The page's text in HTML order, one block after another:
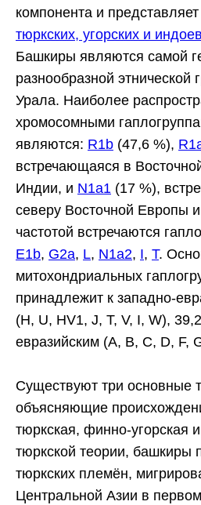
компонента и
тюркских, угорских и
Башкиры являются самой
разнообразной этнической
Урала. Наиболее
хромосомными
являются: R1b (47,6 %),
встречающаяся в
Индии, и N1a1 (17 %),
северу Восточной Европы
частотой встречаются
E1b, G2a, L, N1a2, I, T.
митохондриальных
принадлежит к западно-
(H, U, HV1, J, T, V, I, W),
евразийским (A, B, C, D, F,
Существуют три основные
объясняющие
тюркская, финно-угорская
тюркской теории, башкиры
тюркских племён,
Центральной Азии в